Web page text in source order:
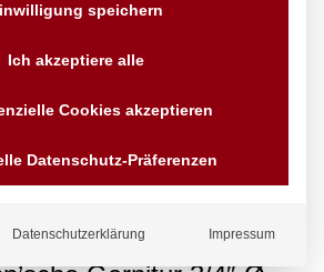
speichern
Ich akzeptiere alle
Cookies akzeptieren
Datenschutz-Präferenzen
Datenschutzerklärung Impressum